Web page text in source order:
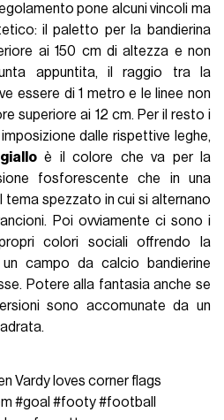
pone alcuni vincoli ma
il paletto per la bandierina
ai 150 cm di altezza e non
appuntita, il raggio tra la
essere di 1 metro e le linee non
superiore ai 12 cm. Per il resto i
dalle rispettive leghe,
gialloè il colore che va per la
fosforescente che in una
tema spezzato in cui si alternano
Poi ovviamente ci sono i
colori sociali offrendo la
campo da calcio bandierine
Potere alla fantasia anche se
sono accomunate da un
Vardy loves corner flags
#goal #footy#football